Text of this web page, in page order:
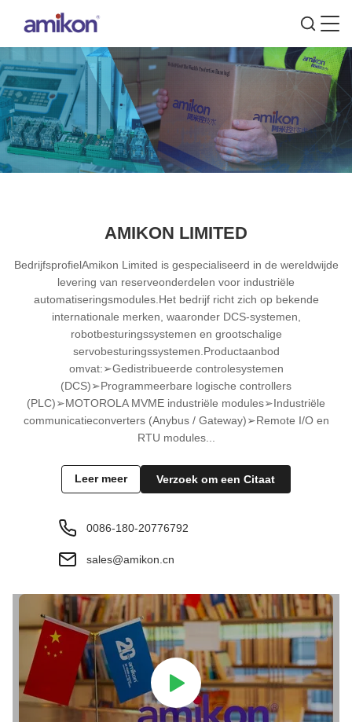
AMIKON LIMITED
BedrijfsprofielAmikon Limited is gespecialiseerd in de wereldwijde
levering van reserveonderdelen voor industriële
automatiseringsmodules.Het bedrijf richt zich op bekende
internationale merken, waaronder DCS-systemen,
robotbesturingssystemen en grootschalige
servobesturingssystemen.Productaanbod
omvat:➢Gedistribueerde controlesystemen
(DCS)➢Programmeerbare logische controllers
(PLC)➢MOTOROLA MVME industriële modules➢Industriële
communicatieconverters (Anybus / Gateway)➢Remote I/O en
RTU modules...
Leer meer Verzoek om een Citaat
0086-180-20776792
sales@amikon.cn